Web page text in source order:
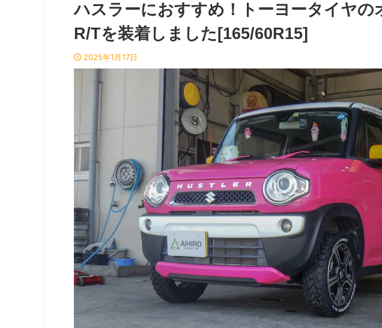
ハスラーにおすすめ！トーヨータイヤの
R/Tを装着しました[165/60R15]
2025年1月17日